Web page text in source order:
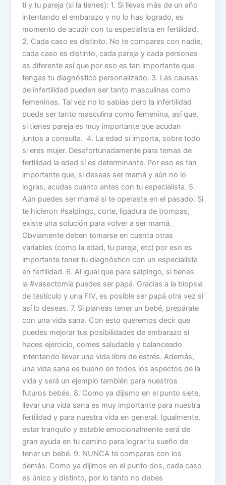
ti y tu pareja (si la tienes): 1. Si llevas más de un año
intentando el embarazo y no lo has logrado, es
momento de acudir con tu especialista en fertilidad.
2. Cada caso es distinto. No te compares con nadie,
cada caso es distinto, cada pareja y cada personas
es diferente así que por eso es tan importante que
tengas tu diagnóstico personalizado. 3. Las causas
de infertilidad pueden ser tanto masculinas como
femeninas. Tal vez no lo sabías pero la infertilidad
puede ser tanto masculina como femenina, así que,
si tienes pareja es muy importante que acudan
juntos a consulta. 4. La edad sí importa, sobre todo
si eres mujer. Desafortunadamente para temas de
fertilidad la edad sí es determinante. Por eso es tan
importante que, si deseas ser mamá y aún no lo
logras, acudas cuanto antes con tu especialista. 5.
Aún puedes ser mamá si te operaste en el pasado. Si
te hicieron #salpingo, corte, ligadura de trompas,
existe una solución para volver a ser mamá.
Obviamente deben tomarse en cuenta otras
variables (como la edad, tu pareja, etc) por eso es
importante tener tu diagnóstico con un especialista
en fertilidad. 6. Al igual que para salpingo, si tienes
la #vasectomía puedes ser papá. Gracias a la biopsia
de testículo y una FIV, es posible ser papá otra vez si
así lo deseas. 7. Si planeas tener un bebé, prepárate
con una vida sana. Con esto queremos decir que
puedes mejorar tus posibilidades de embarazo si
haces ejercicio, comes saludable y balanceado
intentando llevar una vida libre de estrés. Además,
una vida sana es bueno en todos los aspectos de la
vida y será un ejemplo también para nuestros
futuros bebés. 8. Como ya dijismo en el punto siete,
llevar una vida sana es muy importante para nuestra
fertilidad y para nuestra vida en general. Igualmente,
estar tranquilo y estable emocionalmente será de
gran ayuda en tu camino para lograr tu sueño de
tener un bebé. 9. NUNCA te compares con los
demás. Como ya dijimos en el punto dos, cada caso
es único y distinto, por lo tanto no debes